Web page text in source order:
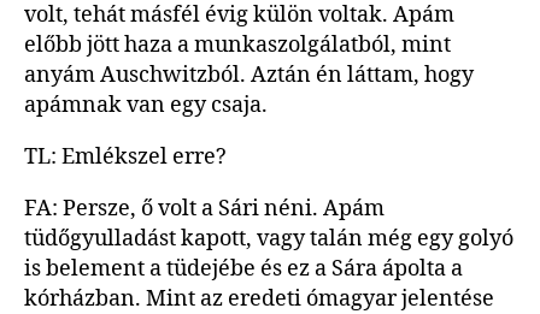
volt, tehát másfél évig külön voltak. Apám
előbb jött haza a munkaszolgálatból, mint
anyám Auschwitzból. Aztán én láttam, hogy
apámnak van egy csaja.
TL: Emlékszel erre?
FA: Persze, ő volt a Sári néni. Apám
tüdőgyulladást kapott, vagy talán még egy golyó
is belement a tüdejébe és ez a Sára ápolta a
kórházban. Mint az eredeti ómagyar jelentése